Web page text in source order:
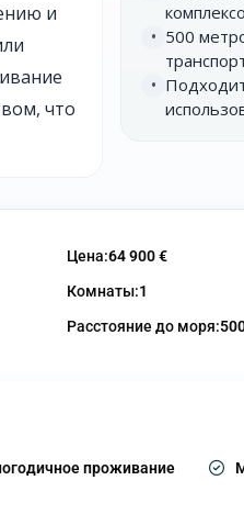
и
что
• 500
•
Цена:64 900 €
Комнаты:1
Расстояние до моря:
проживание